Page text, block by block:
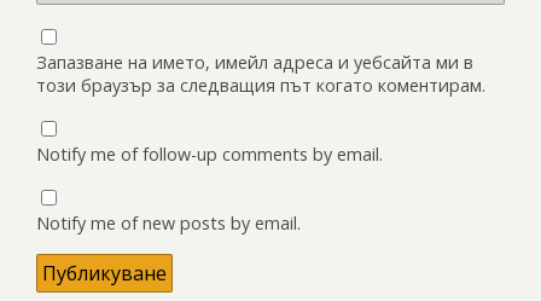
Запазване на името, имейл адреса и уебсайта ми в
този браузър за следващия път когато коментирам.
Notify me of follow-up comments by email.
Notify me of new posts by email.